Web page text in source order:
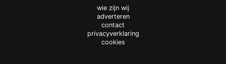
wie zijn wij
adverteren
contact
privacyverklaring
cookies